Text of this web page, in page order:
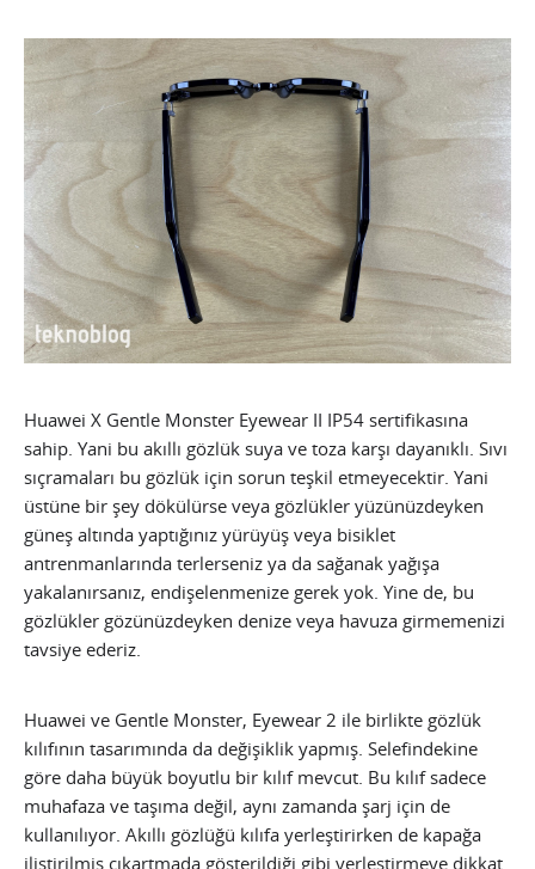
Huawei X Gentle Monster Eyewear II IP54 sertifikasına
sahip. Yani bu akıllı gözlük suya ve toza karşı dayanıklı. Sıvı
sıçramaları bu gözlük için sorun teşkil etmeyecektir. Yani
üstüne bir şey dökülürse veya gözlükler yüzünüzdeyken
güneş altında yaptığınız yürüyüş veya bisiklet
antrenmanlarında terlerseniz ya da sağanak yağışa
yakalanırsanız, endişelenmenize gerek yok. Yine de, bu
gözlükler gözünüzdeyken denize veya havuza girmemenizi
tavsiye ederiz.
Huawei ve Gentle Monster, Eyewear 2 ile birlikte gözlük
kılıfının tasarımında da değişiklik yapmış. Selefindekine
göre daha büyük boyutlu bir kılıf mevcut. Bu kılıf sadece
muhafaza ve taşıma değil, aynı zamanda şarj için de
kullanılıyor. Akıllı gözlüğü kılıfa yerleştirirken de kapağa
iliştirilmiş çıkartmada gösterildiği gibi yerleştirmeye dikkat